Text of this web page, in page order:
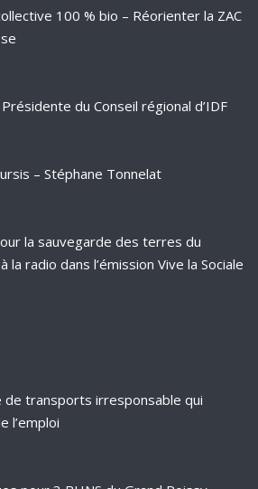
100 % bio – Réorienter la ZAC
du Conseil régional d’IDF
– Stéphane Tonnelat
la sauvegarde des terres du
la radio dans l’émission Vive la Sociale
de transports irresponsable qui
l’emploi